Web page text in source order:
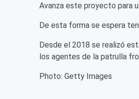
Avanza este proyecto para
De esta forma se espera
Desde el 2018 se realizó
los agentes de la patrulla
Photo: Getty Images